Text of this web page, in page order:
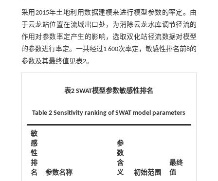
采用2015年土地利用数据建模来进行模型参数的率定。由
于云龙站位置在流域出口处，为消除云龙水库调节径流的
作用对参数率定产生的影响，选取双化站径流数据对模型
的参数进行率定。一共经过1 600次率定，敏感性排名前8的
参数及其最终值见表2。
表2 SWAT模型参数敏感性排名
Table 2 Sensitivity ranking of SWAT model parameters
敏
感
性
排
名
参数名称
参
数
含
义
初始范围
最终
值